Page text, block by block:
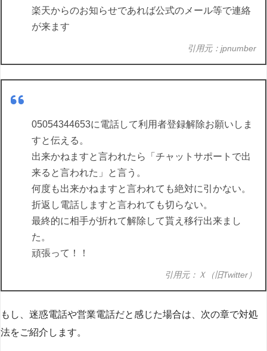
楽天からのお知らせであれば公式のメール等で連絡
が来ます
引用元：jpnumber
05054344653に電話して利用者登録解除お願いしま
すと伝える。
出来かねますと言われたら「チャットサポートで出
来ると言われた」と言う。
何度も出来かねますと言われても絶対に引かない。
折返し電話しますと言われても切らない。
最終的に相手が折れて解除して貰え移行出来まし
た。
頑張って！！
引用元：Ｘ（旧Twitter）
もし、迷惑電話や営業電話だと感じた場合は、次の章で対処
法をご紹介します。